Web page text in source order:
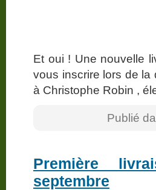
Et oui ! Une nouvelle
vous inscrire lors de la
à Christophe Robin ,
Publié
Première
septembre